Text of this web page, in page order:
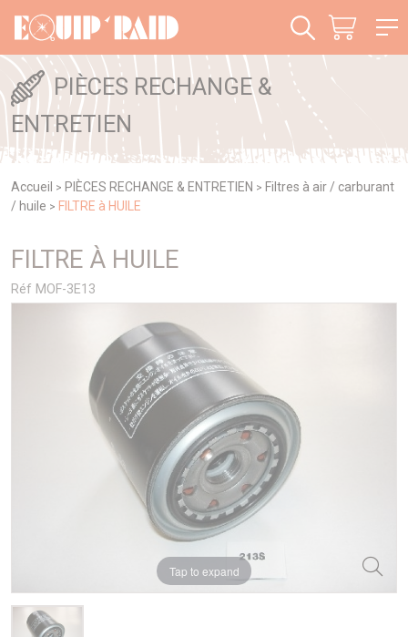
PIÈCES RECHANGE &
ENTRETIEN
Accueil > PIÈCES RECHANGE & ENTRETIEN > Filtres à air / carburant
/ huile > FILTRE à HUILE
FILTRE À HUILE
Réf MOF-3E13
Tap to expand
Panneau de gestion des cookies